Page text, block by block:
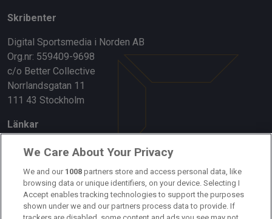
Skribenter
Digital Sportsmedia i Norden AB
Org.nr: 559409-9698
c/o Better Collective
Norrlandsgatan 11
111 43 Stockholm
Länkar
Om oss
Kontakta oss
Kundtjänst
We Care About Your Privacy
We and our 1008 partners store and access personal data, like
browsing data or unique identifiers, on your device. Selecting I
Accept enables tracking technologies to support the purposes
shown under we and our partners process data to provide. If